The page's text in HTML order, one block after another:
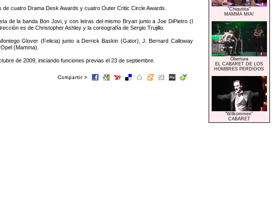
cuatro Drama Desk Awards y cuatro Outer Critic Circle Awards.
de la banda Bon Jovi, y con letras del mismo Bryan junto a Joe DiPietro (I
es de Christopher Ashley y la coreografía de Sergio Trujillo.
Glover (Felicia) junto a Derrick Baskin (Gator), J. Bernard Calloway
(Mamma).
de 2009, iniciando funciones previas el 23 de septiembre.
"Chiquitita"
MAMMA MIA!
Obertura
EL CABARET DE LOS
HOMBRES PERDIDOS
"Wilkommen"
CABARET